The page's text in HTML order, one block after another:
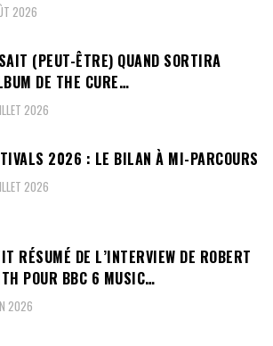
2026
(PEUT-ÊTRE) QUAND SORTIRA
DE THE CURE…
2026
2026 : LE BILAN À MI-PARCOURS
2026
RÉSUMÉ DE L’INTERVIEW DE ROBERT
POUR BBC 6 MUSIC…
2026